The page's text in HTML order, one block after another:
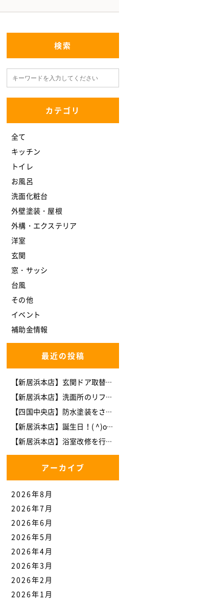
検索
カテゴリ
全て
キッチン
トイレ
お風呂
洗面化粧台
外壁塗装・屋根
外構・エクステリア
洋室
玄関
窓・サッシ
台風
その他
イベント
補助金情報
最近の投稿
【新居浜本店】玄関ドア取替工事(*^-^*)
【新居浜本店】洗面所のリフォームを行いました。
【四国中央店】防水塗装をさせて頂きました。
【新居浜本店】誕生日！( ^)o(^ )
【新居浜本店】浴室改修を行いました。
アーカイブ
2026年8月
2026年7月
2026年6月
2026年5月
2026年4月
2026年3月
2026年2月
2026年1月